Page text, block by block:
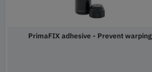
PrimaFIX adhesive - Prevent warping